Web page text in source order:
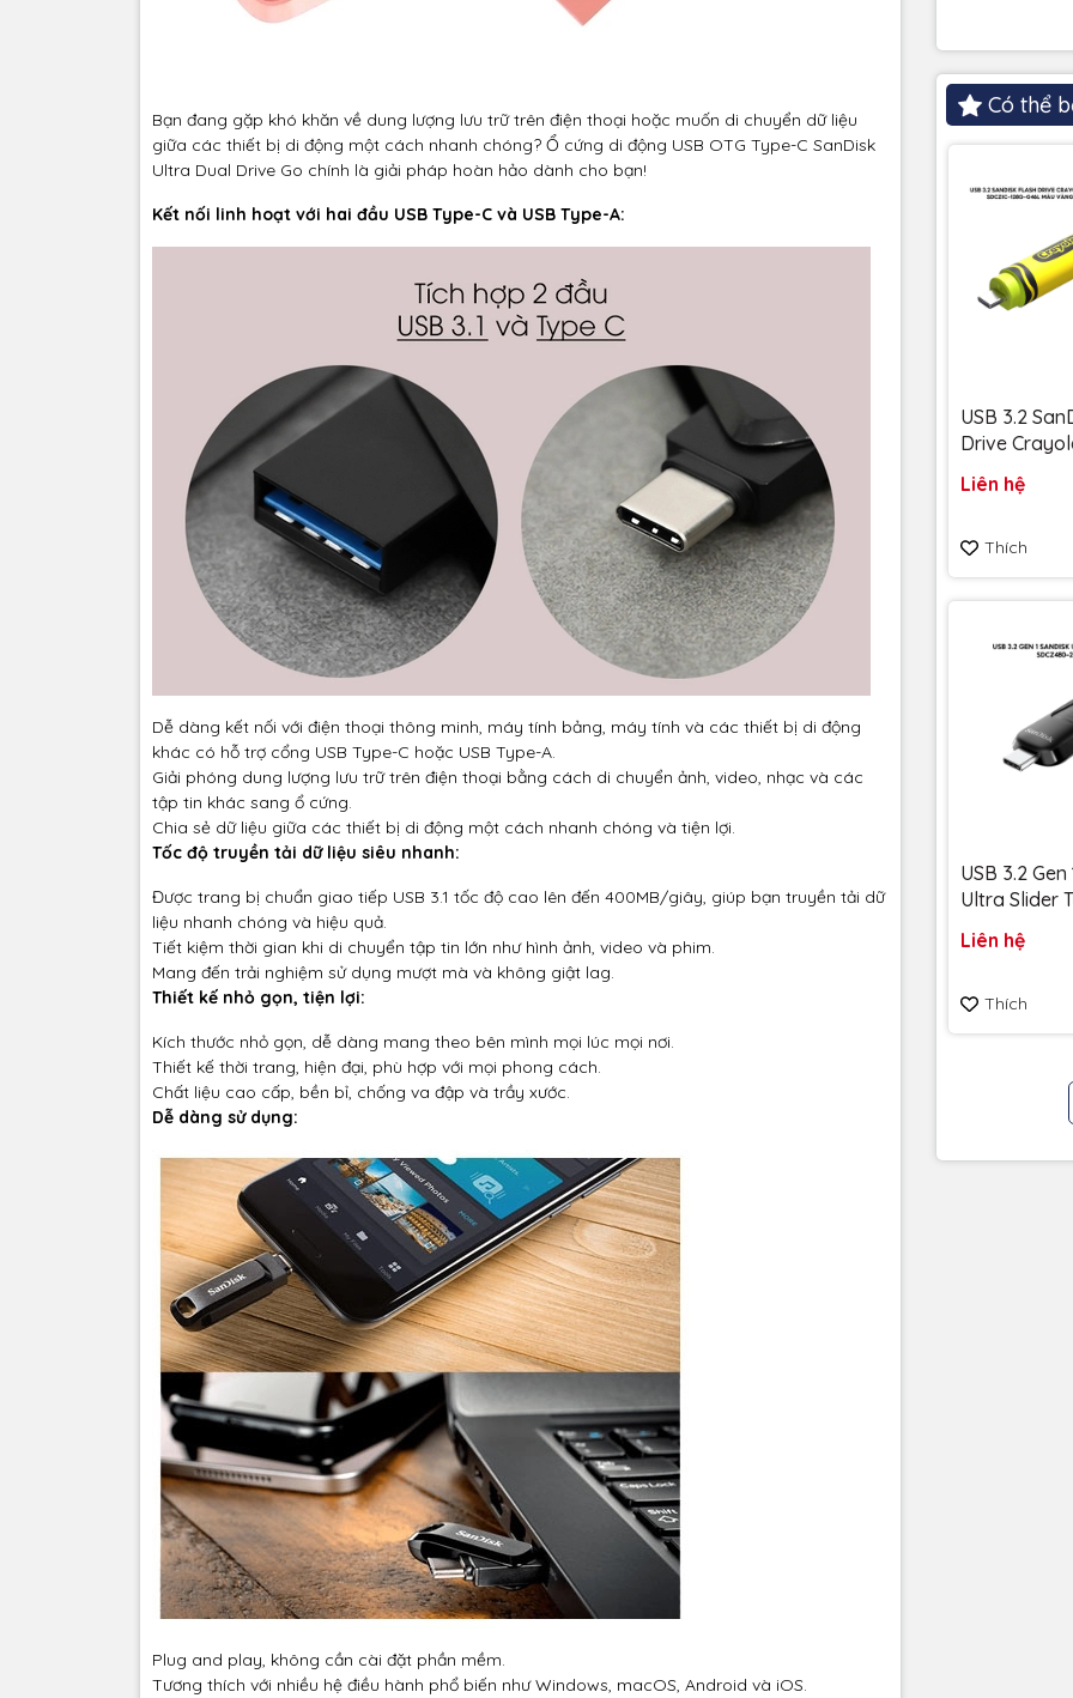
Bạn đang gặp khó khăn về dung lượng lưu trữ trên điện thoại hoặc muốn di chuyển dữ liệu
giữa các thiết bị di động một cách nhanh chóng? Ổ cứng di động USB OTG Type-C SanDisk
Ultra Dual Drive Go chính là giải pháp hoàn hảo dành cho bạn!
Kết nối linh hoạt với hai đầu USB Type-C và USB Type-A:
Dễ dàng kết nối với điện thoại thông minh, máy tính bảng, máy tính và các thiết bị di động
khác có hỗ trợ cổng USB Type-C hoặc USB Type-A.
Giải phóng dung lượng lưu trữ trên điện thoại bằng cách di chuyển ảnh, video, nhạc và các
tập tin khác sang ổ cứng.
Chia sẻ dữ liệu giữa các thiết bị di động một cách nhanh chóng và tiện lợi.
Tốc độ truyền tải dữ liệu siêu nhanh:
Được trang bị chuẩn giao tiếp USB 3.1 tốc độ cao lên đến 400MB/giây, giúp bạn truyền tải dữ
liệu nhanh chóng và hiệu quả.
Tiết kiệm thời gian khi di chuyển tập tin lớn như hình ảnh, video và phim.
Mang đến trải nghiệm sử dụng mượt mà và không giật lag.
Thiết kế nhỏ gọn, tiện lợi:
Kích thước nhỏ gọn, dễ dàng mang theo bên mình mọi lúc mọi nơi.
Thiết kế thời trang, hiện đại, phù hợp với mọi phong cách.
Chất liệu cao cấp, bền bỉ, chống va đập và trầy xước.
Dễ dàng sử dụng:
Plug and play, không cần cài đặt phần mềm.
Tương thích với nhiều hệ điều hành phổ biến như Windows, macOS, Android và iOS.
Có thể
USB 3.2
Drive
SDCZIC-
5 năm
Liên hệ
Thích
USB 3.2
Ultra Slider
SDCZ480-
Liên hệ
Thích